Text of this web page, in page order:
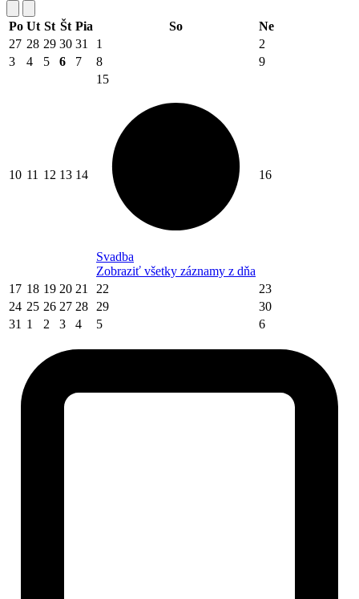
Po Ut St Št Pia So
Ne
27 28 29 30 31 1
2
3
4 5 6 7 8 9
10 11 12 13 14
15
Svadba
Zobraziť všetky záznamy z dňa
16
17 18 19 20 21 22
23
24 25 26 27 28 29
30
31 1 2 3 4 5 6